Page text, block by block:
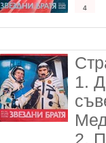
4
1.
2.